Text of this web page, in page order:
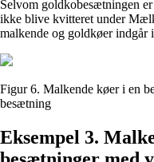
Selvom goldkobesætningen
ikke blive kvitteret under
malkende og goldkøer indgår
Figur 6. Malkende køer i en
besætning
Eksempel 3.